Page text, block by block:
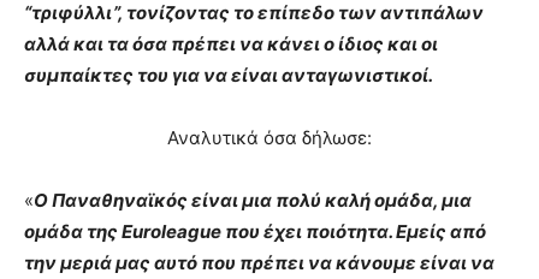
“τριφύλλι”, τονίζοντας το επίπεδο των αντιπάλων
αλλά και τα όσα πρέπει να κάνει ο ίδιος και οι
συμπαίκτες του για να είναι ανταγωνιστικοί.
Αναλυτικά όσα δήλωσε:
«Ο Παναθηναϊκός είναι μια πολύ καλή ομάδα, μια
ομάδα της Euroleague που έχει ποιότητα. Εμείς από
την μεριά μας αυτό που πρέπει να κάνουμε είναι να